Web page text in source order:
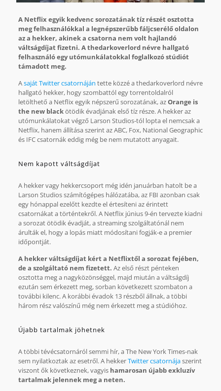
A Netflix egyik kedvenc sorozatának tíz részét osztotta
meg felhasználókkal a legnépszerűbb fáljcserélő oldalon
az a hekker, akinek a csatorna nem volt hajlandó
váltságdíjat fizetni. A thedarkoverlord névre hallgató
felhasználó egy utómunkálatokkal foglalkozó stúdiót
támadott meg.
Asaját Twitter csatornáján tette közzé a thedarkoverlord névre
hallgató hekker, hogy szombattól egy torrentoldalról
letölthető a Netflix egyik népszerű sorozatának, azOrange is
the new blackötödik évadjának első tíz része. A hekker az
utómunkálatokat végző Larson Studios-tól lopta el nemcsak a
Netflix, hanem állítása szerint az ABC, Fox, National Geographic
és IFC csatornák eddig még be nem mutatott anyagait.
Nem kapott váltságdíjat
A hekker vagy hekkercsoport még idén januárban hatolt be a
Larson Studios számítógépes hálózatába, az FBI azonban csak
egy hónappal ezelőtt kezdte el értesíteni az érintett
csatornákat a történtekről. A Netflix június 9-én tervezte kiadni
a sorozat ötödik évadját, a streaming szolgáltatónál nem
árulták el, hogy a lopás miatt módosítani fogják-e a premier
időpontját.
A hekker váltságdíjat kért a Netflixtől a sorozat fejében,
de a szolgáltató nem fizetett. Az első részt pénteken
osztotta meg a nagyközönséggel, majd miután a váltságdíj
ezután sem érkezett meg, sorban következett szombaton a
további kilenc. A korábbi évadok 13 részből állnak, a többi
három rész valószínű még nem érkezett meg a stúdióhoz.
Újabb tartalmak jöhetnek
A többi tévécsatornáról semmi hír, a The New York Times-nak
sem nyilatkoztak az esetről. A hekkerTwitter csatornájaszerint
viszont ők következnek, vagyishamarosan újabb exkluzív
tartalmak jelennek meg a neten.